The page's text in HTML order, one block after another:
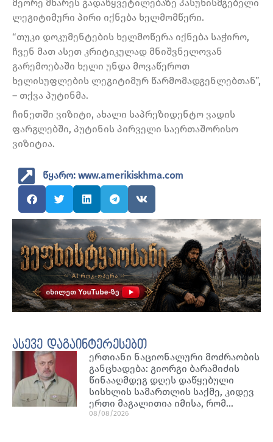
მეორე მხარეს გადაწყვეტილებაზე პასუხისმგებელი
ლეგიტიმური პირი იქნება ხელმომწერი.
“თუკი დოკუმენტების ხელმოწერა იქნება საჭირო,
ჩვენ მათ ასეთ კრიტიკულად მნიშვნელოვან
გარემოებაში ხელი უნდა მოვაწეროთ
ხელისუფლების ლეგიტიმურ წარმომადგენლებთან”,
– თქვა პუტინმა.
ჩინეთში ვიზიტი, ახალი საპრეზიდენტო ვადის
ფარგლებში, პუტინის პირველი საერთაშორისო
ვიზიტია.
წყარო: www.amerikiskhma.com
ასევე დაგაინტერესებთ
ერთიანი ნაციონალური მოძრაობის
განცხადება: გიორგი ბარამიძის
წინააღმდეგ დღეს დაწყებული
სისხლის სამართლის საქმე, კიდევ
ერთი მაგალითია იმისა, რომ…
08/08/2026